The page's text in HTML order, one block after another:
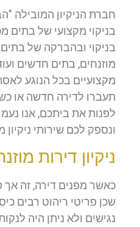
חברת הניקיון המובילה
בניקוי מקצועי של בתים
בניקוי ובהברקה של
מוזנחים, בתים חדשים
מקצועיים בכל הנוגע
תעברו לדירה חדשה או
לפנות את ביתכם, אנו
ונספק לכם שירותי
ניקיון דירות
כאשר מפנים דירה, זה אך
שכן פריטי ריהוט רבים
נגישים ולא ניתן היה